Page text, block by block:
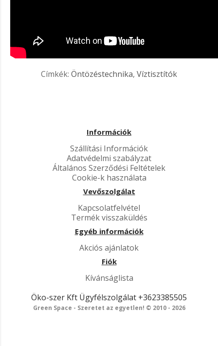
Címkék: Öntözéstechnika, Víztisztítók
Információk
Szállítási Információk
Adatvédelmi szabályzat
Általános Szerződési Feltételek
Cookie-k használata
Vevőszolgálat
Kapcsolatfelvétel
Termék visszaküldés
Egyéb információk
Akciós ajánlatok
Fiók
Kívánságlista
Öko-szer Kft Ügyfélszolgálat +3623385505
Green Space - Szeretet az egyetlen! © 2010 - 2026